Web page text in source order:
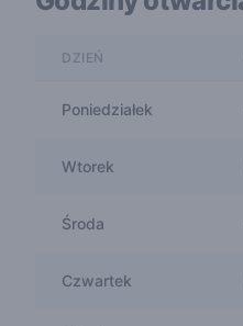
DZIEŃ
Poniedziałek
Wtorek
Środa
Czwartek